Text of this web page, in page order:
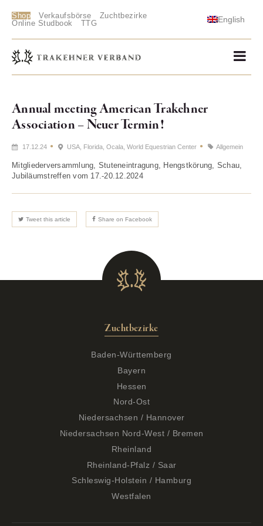
Shop Verkaufsbörse
Zuchtbezirke
Online Studbook
TTG English
Annual meeting American Trakehner
Association – Neuer Termin!
17.12.24 USA, Florida, Ocala, World Equestrian Center Allgemein
Mitgliederversammlung, Stuteneintragung, Hengstkörung, Schau,
Jubiläumstreffen vom 17.-20.12.2024
Tweet this article Share on Facebook
Zuchtbezirke
Baden-Württemberg
Bayern
Hessen
Nord-Ost
Niedersachsen / Hannover
Niedersachsen Nord-West / Bremen
Rheinland
Rheinland-Pfalz / Saar
Schleswig-Holstein / Hamburg
Westfalen